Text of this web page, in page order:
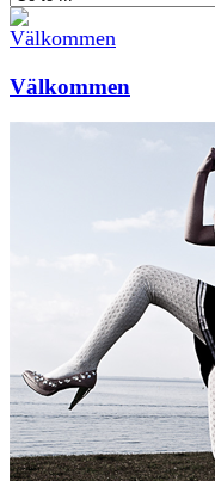
Välkommen